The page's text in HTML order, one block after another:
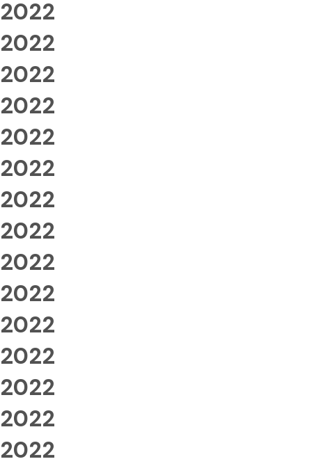
2022
2022
2022
2022
2022
2022
2022
2022
2022
2022
2022
2022
2022
2022
2022